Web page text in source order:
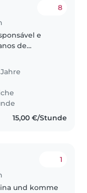
8
e
de
idades,
diversas,
15,00 €/Stunde
1
und komme